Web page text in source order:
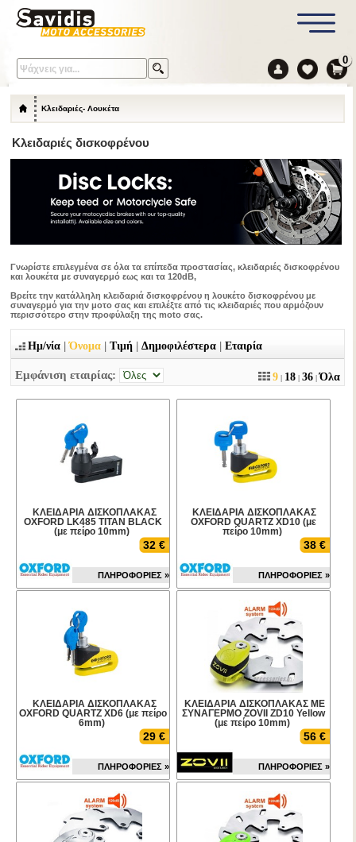
0
Κλειδαριές- Λουκέτα
Κλειδαριές δισκοφρένου
Γνωρίστε επιλεγμένα σε όλα τα επίπεδα προστασίας, κλειδαριές δισκοφρένου
και λουκέτα με συναγερμό εως και τα 120dB,
Βρείτε την κατάλληλη κλειδαριά δισκοφρένου η λουκέτο δισκοφρένου με
συναγερμό για την μοτο σας και επιλέξτε από τις κλειδαριές που αρμόζουν
περισσότερο στην προφύλαξη της moto σας.
Ημ/νία |Όνομα |Τιμή |Δημοφιλέστερα |Εταιρία
Εμφάνιση εταιρίας: 9| 18| 36|Όλα
ΚΛΕΙΔΑΡΙΑ ΔΙΣΚΟΠΛΑΚΑΣ
OXFORD LK485 TITAN BLACK
(με πείρο 10mm)
32 €
ΠΛΗΡΟΦΟΡΙΕΣ »
ΚΛΕΙΔΑΡΙΑ ΔΙΣΚΟΠΛΑΚΑΣ
OXFORD QUARTZ XD10 (με
πείρο 10mm)
38 €
ΠΛΗΡΟΦΟΡΙΕΣ »
ΚΛΕΙΔΑΡΙΑ ΔΙΣΚΟΠΛΑΚΑΣ
OXFORD QUARTZ XD6 (με πείρο
6mm)
29 €
ΠΛΗΡΟΦΟΡΙΕΣ »
ΚΛΕΙΔΑΡΙΑ ΔΙΣΚΟΠΛΑΚΑΣ ΜΕ
ΣΥΝΑΓΕΡΜΟ ZOVIΙ ZD10 Yellow
(με πείρο 10mm)
56 €
ΠΛΗΡΟΦΟΡΙΕΣ »